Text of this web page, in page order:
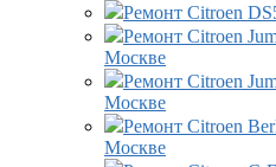
Ремонт Citroen
Ремонт Citroen
Москве
Ремонт Citroen
Москве
Ремонт Citroen
Москве